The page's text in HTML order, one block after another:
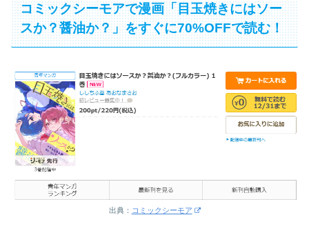
コミックシーモアで漫画「目玉焼きにはソー
スか？醤油か？」をすぐに70%OFFで読む！
出典： コミックシーモア